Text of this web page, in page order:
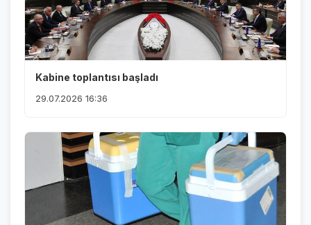
Kabine toplantısı başladı
29.07.2026 16:36